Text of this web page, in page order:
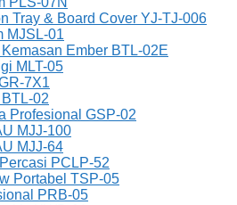
Tray & Board Cover YJ-TJ-006
MJSL-01
Ember BTL-02E
MLT-05
7X1
02
Profesional GSP-02
MJJ-100
MJJ-64
PCLP-52
Portabel TSP-05
PRB-05